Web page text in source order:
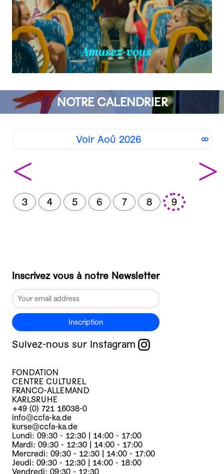
NOTRE CALENDRIER
Voir Aoû 2026
< >
3 4 5 6 7 8 9
Inscrivez vous à notre Newsletter
Inscription
Suivez-nous sur Instagram
FONDATION
CENTRE CULTUREL
FRANCO-ALLEMAND
KARLSRUHE
+49 (0) 721 16038-0
info@ccfa-ka.de
kurse@ccfa-ka.de
Lundi: 09:30 - 12:30 | 14:00 - 17:00
Mardi: 09:30 - 12:30 | 14:00 - 17:00
Mercredi: 09:30 - 12:30 | 14:00 - 17:00
Jeudi: 09:30 - 12:30 | 14:00 - 18:00
Vendredi: 09:30 - 12:30